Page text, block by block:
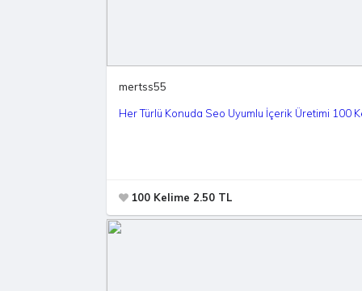
mertss55
Her Türlü Konuda Seo Uyumlu İçerik Üretimi 100
100 Kelime 2.50 TL